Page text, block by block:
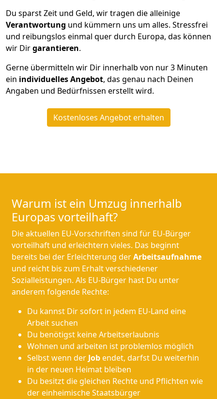
Du sparst Zeit und Geld, wir tragen die alleinige
Verantwortung und kümmern uns um alles. Stressfrei
und reibungslos einmal quer durch Europa, das können
wir Dirgarantieren.
Gerne übermitteln wir Dir innerhalb von nur3 Minuten
ein individuelles Angebot, das genau nach Deinen
Angaben und Bedürfnissen erstellt wird.
Kostenloses Angebot erhalten
Warum ist ein Umzug innerhalb
Europas vorteilhaft?
Die aktuellen EU-Vorschriften sind für EU-Bürger
vorteilhaft und erleichtern vieles. Das beginnt
bereits bei der Erleichterung derArbeitsaufnahme
und reicht bis zum Erhalt verschiedener
Sozialleistungen. Als EU-Bürger hast Du unter
anderem folgende Rechte:
Du kannst Dir sofort in jedem EU-Land eine
Arbeit suchen
Du benötigst keine Arbeitserlaubnis
Wohnen und arbeiten ist problemlos möglich
Selbst wenn der Jobendet, darfst Du weiterhin
in der neuen Heimat bleiben
Du besitzt die gleichen Rechte und Pflichten wie
der einheimische Staatsbürger